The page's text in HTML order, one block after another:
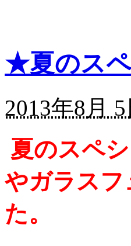
★夏のス
2013年8月
夏のスペ
やガラスフ
た。